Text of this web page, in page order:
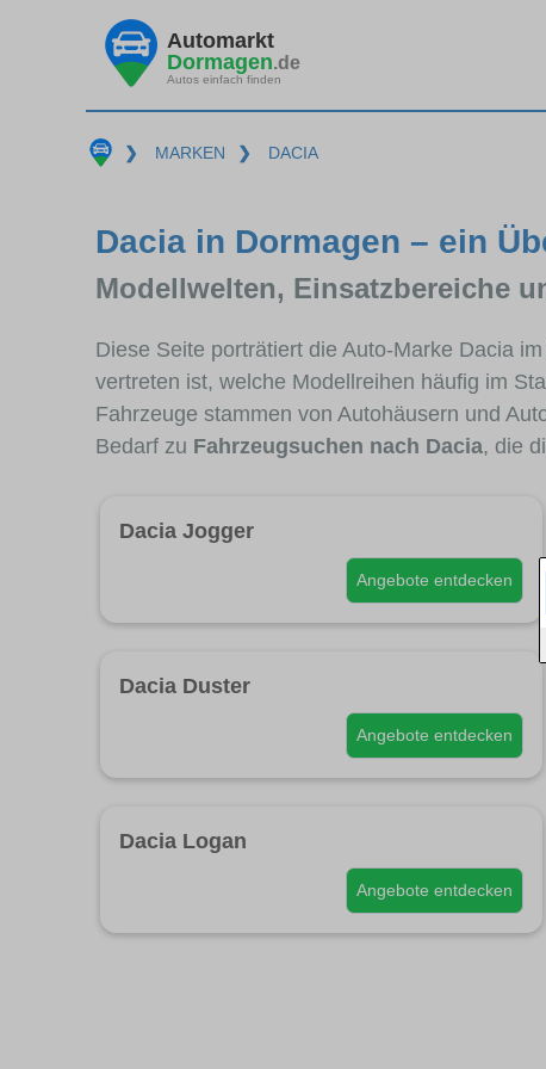
Automarkt
Dormagen.de
Autos einfach finden
❯ MARKEN ❯ DACIA
Dacia in Dormagen – ein
Modellwelten, Einsatzbereiche
Diese Seite porträtiert die Auto-Marke Dacia
vertreten ist, welche Modellreihen häufig im
Fahrzeuge stammen von Autohäusern und
Bedarf zu Fahrzeugsuchen nach Dacia, die
Dacia Jogger
Angebote entdecken
Dacia Duster
Angebote entdecken
Dacia Logan
Angebote entdecken